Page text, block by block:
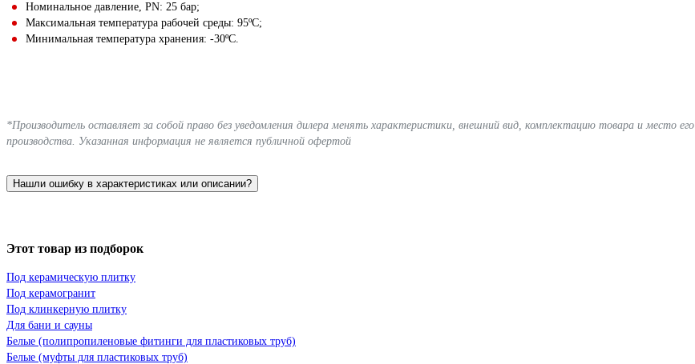
Номинальное давление, PN: 25 бар;
Максимальная температура рабочей среды: 95ºС;
Минимальная температура хранения: -30ºС.
*Производитель оставляет за собой право без уведомления дилера менять характеристики, внешний вид, комплектацию товара и место его
производства. Указанная информация не является публичной офертой
Нашли ошибку в характеристиках или описании?
Этот товар из подборок
Под керамическую плитку
Под керамогранит
Под клинкерную плитку
Для бани и сауны
Белые (полипропиленовые фитинги для пластиковых труб)
Белые (муфты для пластиковых труб)